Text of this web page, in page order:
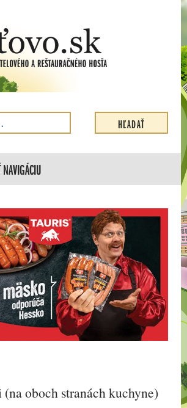
oboch stranách kuchyne)